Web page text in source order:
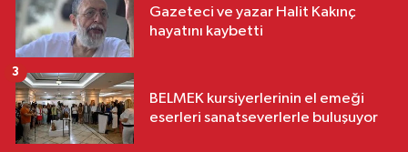
Gazeteci ve yazar Halit Kakınç
hayatını kaybetti
BELMEK kursiyerlerinin el emeği
eserleri sanatseverlerle buluşuyor
3